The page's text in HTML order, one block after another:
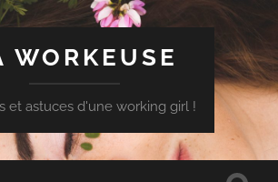
WORKEUSE
et astuces d'une working girl !